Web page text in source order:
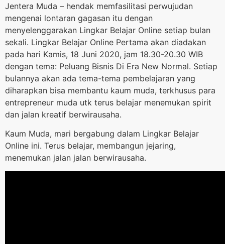
Jentera Muda – hendak memfasilitasi perwujudan
mengenai lontaran gagasan itu dengan
menyelenggarakan Lingkar Belajar Online setiap bulan
sekali. Lingkar Belajar Online Pertama akan diadakan
pada hari Kamis, 18 Juni 2020, jam 18.30-20.30 WIB
dengan tema: Peluang Bisnis Di Era New Normal. Setiap
bulannya akan ada tema-tema pembelajaran yang
diharapkan bisa membantu kaum muda, terkhusus para
entrepreneur muda utk terus belajar menemukan spirit
dan jalan kreatif berwirausaha.
Kaum Muda, mari bergabung dalam Lingkar Belajar
Online ini. Terus belajar, membangun jejaring,
menemukan jalan jalan berwirausaha.